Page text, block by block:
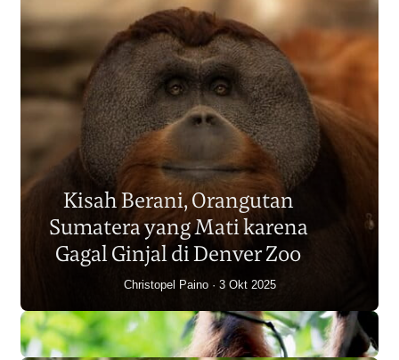
Populasi Orangutan
Sumatera Berkurang 2.700
Individu dalam Satu Dekade?
Junaidi Hanafiah 14 Jul 2026
Kisah Berani, Orangutan
Sumatera yang Mati karena
Gagal Ginjal di Denver Zoo
Christopel Paino 3 Okt 2025